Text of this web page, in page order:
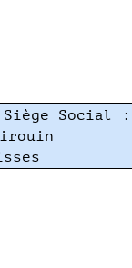
Siège Social :